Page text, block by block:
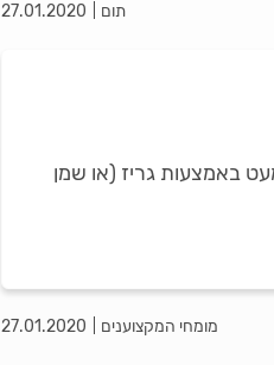
תום 27.01.2020
באמצעות גריז (או שמן
מומחי המקצוענים 27.01.2020